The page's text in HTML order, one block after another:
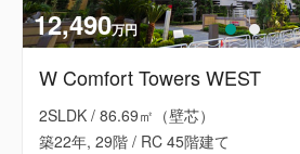
12,490万円
W Comfort Towers WEST
2SLDK / 86.69㎡（壁芯）
築22年, 29階 / RC 45階建て